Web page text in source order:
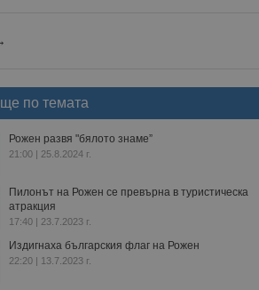
по темата
Рожен развя "бялото знаме”
21:00 | 25.8.2024 г.
Пилонът на Рожен се превърна в туристическа
атракция
17:40 | 23.7.2023 г.
Издигнаха българския флаг на Рожен
22:20 | 13.7.2023 г.